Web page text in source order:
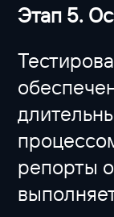
Этап 5.
репорты